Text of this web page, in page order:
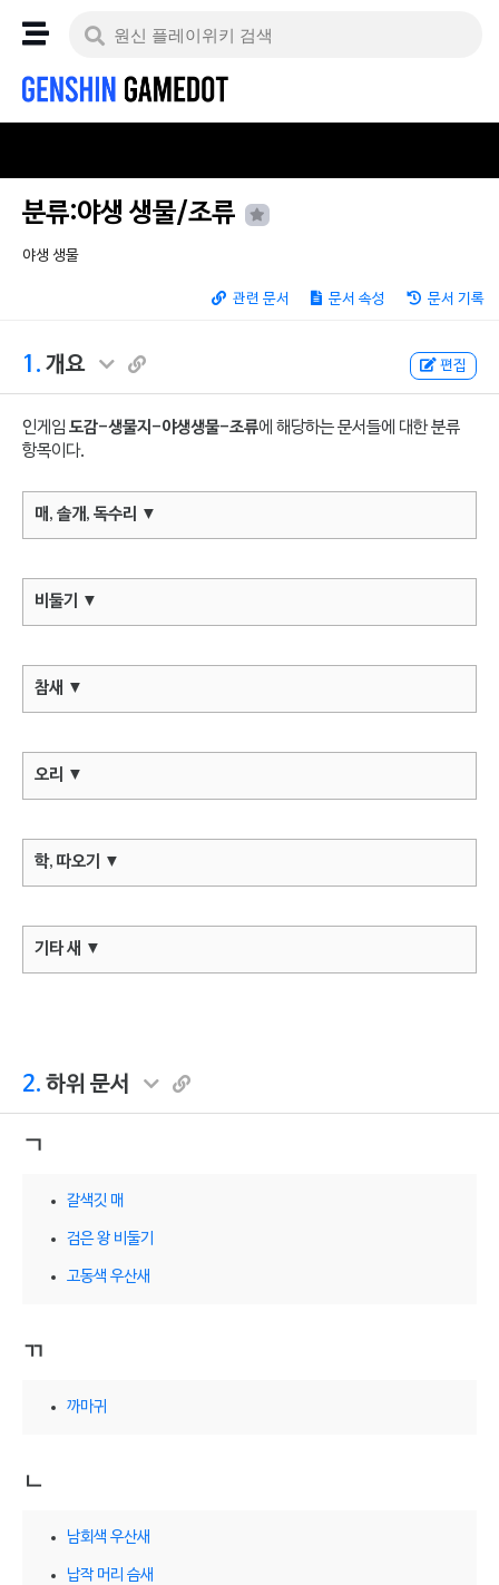
분류:야생 생물/조류
야생 생물
관련 문서 문서 속성 문서 기록
1. 개요 편집
인게임 도감-생물지-야생생물-조류에 해당하는 문서들에 대한 분류
항목이다.
매, 솔개, 독수리 ▼
비둘기 ▼
참새 ▼
오리 ▼
학, 따오기 ▼
기타 새 ▼
2. 하위 문서
ㄱ
갈색깃 매
검은 왕 비둘기
고동색 우산새
ㄲ
까마귀
ㄴ
남회색 우산새
납작 머리 슴새